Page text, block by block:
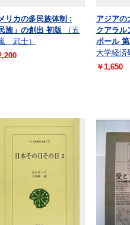
リカの多民族体制 :
族」の創出 初版
（五
武士）
アジア
クアラル
ポール
大学経済
￥1,650